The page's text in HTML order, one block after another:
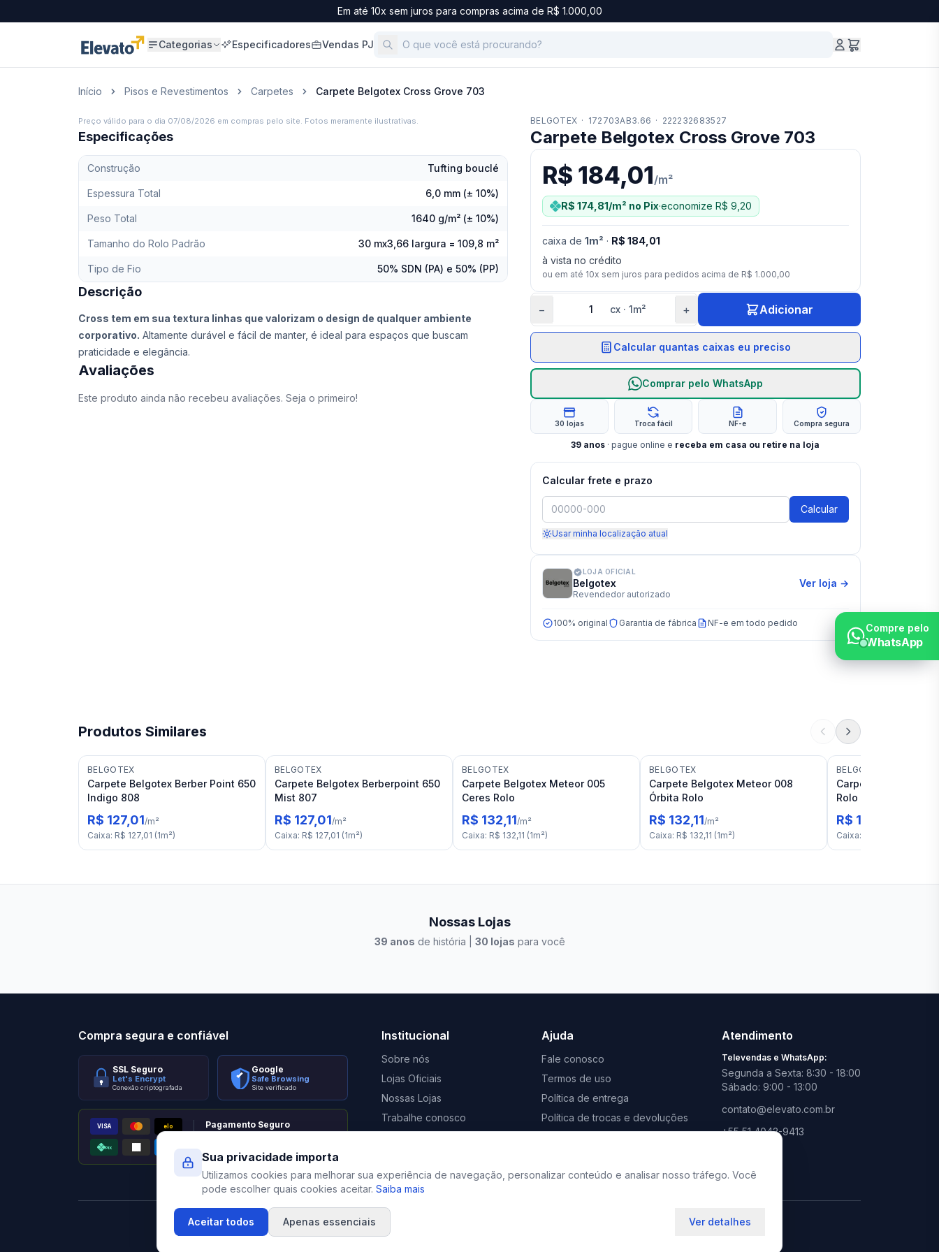
Em até 10x sem juros para compras acima de R$ 1.000,00
Categorias Especificadores Vendas PJ
Início Pisos e Revestimentos Carpetes Carpete Belgotex Cross Grove 703
Preço válido para o dia 07/08/2026 em compras pelo site. Fotos meramente ilustrativas.
Especificações
Construção Tufting bouclé
Espessura Total 6,0 mm (± 10%)
Peso Total 1640 g/m² (± 10%)
Tamanho do Rolo Padrão 30 mx3,66 largura = 109,8 m²
Tipo de Fio 50% SDN (PA) e 50% (PP)
Descrição
Cross tem em sua textura linhas que valorizam o design de qualquer ambiente
corporativo. Altamente durável e fácil de manter, é ideal para espaços que buscam
praticidade e elegância.
Avaliações
Este produto ainda não recebeu avaliações. Seja o primeiro!
BELGOTEX · 172703AB3.66 · 222232683527
Carpete Belgotex Cross Grove 703
R$ 184,01/m²
R$ 174,81/m² no Pix·economize R$ 9,20
caixa de 1m² · R$ 184,01
à vista no crédito
ou em até 10x sem juros para pedidos acima de R$ 1.000,00
− cx ·1m² + Adicionar
Calcular quantas caixas eu preciso
Comprar pelo WhatsApp
30 lojas Troca fácil NF-e Compra segura
39 anos · pague online e receba em casa ou retire na loja
Calcular frete e prazo
Calcular
Usar minha localização atual
LOJA OFICIAL
Belgotex
Revendedor autorizado
Ver loja →
100% original Garantia de fábrica NF-e em todo pedido
Produtos Similares
BELGOTEX
Carpete Belgotex Berber Point 650
Indigo 808
R$ 127,01/m²
Caixa: R$ 127,01 (1m²)
BELGOTEX
Carpete Belgotex Berberpoint 650
Mist 807
R$ 127,01/m²
Caixa: R$ 127,01 (1m²)
BELGOTEX
Carpete Belgotex Meteor 005
Ceres Rolo
R$ 132,11/m²
Caixa: R$ 132,11 (1m²)
BELGOTEX
Carpete Belgotex Meteor 008
Órbita Rolo
R$ 132,11/m²
Caixa: R$ 132,11 (1m²)
BELGOTEX
Carpete Belgotex
Rolo
R$ 132,11
Caixa:
Nossas Lojas
39 anos de história | 30 lojas para você
Elevato Xangri-Lá
Compra segura e confiável
SSL Seguro
Let's Encrypt
Conexão criptografada
Google
Safe Browsing
Site verificado
VISA elo
PIX
Pagamento Seguro
Institucional
Sobre nós
Lojas Oficiais
Nossas Lojas
Trabalhe conosco
Ajuda
Fale conosco
Termos de uso
Política de entrega
Política de trocas e devoluções
Atendimento
Televendas e WhatsApp:
Segunda a Sexta: 8:30 - 18:00
Sábado: 9:00 - 13:00
contato@elevato.com.br
+55 51 4042-9413
consulte aqui
2026
Compre pelo
WhatsApp
Sua privacidade importa
Utilizamos cookies para melhorar sua experiência de navegação, personalizar conteúdo e analisar nosso tráfego. Você
pode escolher quais cookies aceitar. Saiba mais
Aceitar todos Apenas essenciais Ver detalhes